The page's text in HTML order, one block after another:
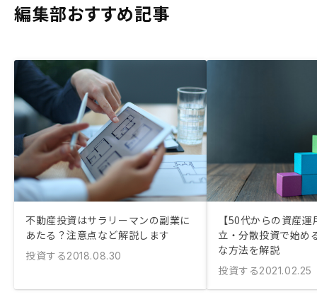
編集部おすすめ記事
不動産投資はサラリーマンの副業に
あたる？注意点など解説します
投資する2018.08.30
【50代からの資産
立・分散投資で始め
な方法を解説
投資する2021.02.25